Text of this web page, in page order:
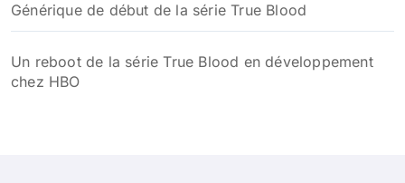
Générique de début de la série True Blood
Un reboot de la série True Blood en développement
chez HBO